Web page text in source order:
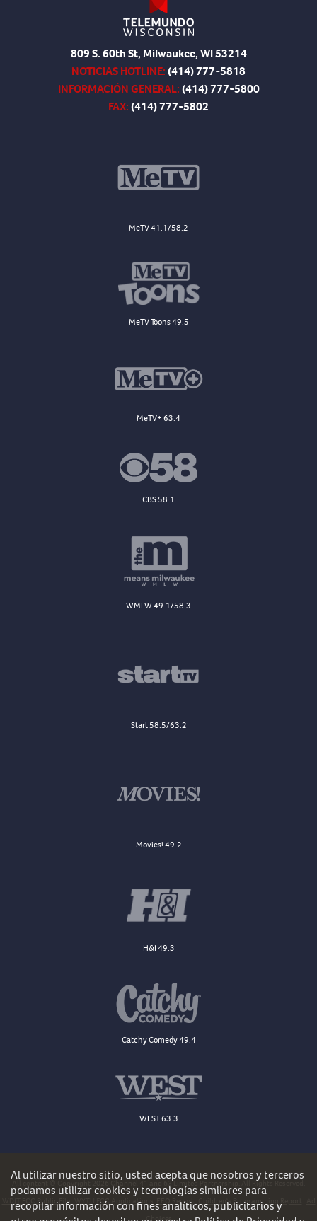
809 S. 60th St, Milwaukee, WI 53214
NOTICIAS HOTLINE:(414) 777-5818
INFORMACIÓN GENERAL:(414) 777-5800
FAX:(414) 777-5802
MeTV 41.1/58.2
MeTV Toons 49.5
MeTV+ 63.4
CBS 58.1
WMLW 49.1/58.3
Start 58.5/63.2
Movies! 49.2
H&I 49.3
Catchy Comedy 49.4
WEST 63.3
All content © Copyright 2026 Channel 41 and 63 Limited Partnership. All Rights Reserved.
WDJT FCC Public File
WYTU FCC Applications EEO Report Children's Programming Report
Choices
Al utilizar nuestro sitio, usted acepta que nosotros y terceros
podamos utilizar cookies y tecnologías similares para
recopilar información con fines analíticos, publicitarios y